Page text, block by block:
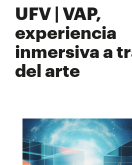
UFV | VAP,
experiencia
inmersiva a
del arte